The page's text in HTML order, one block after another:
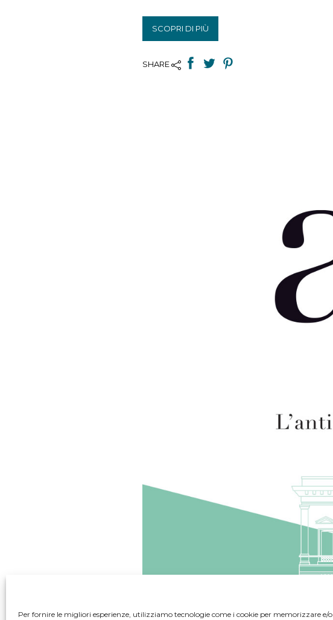
Per fornire le migliori esperienze, utilizziamo tecnologie come i cookie per memorizzare e/o
SCOPRI DI PIÙ
SHARE